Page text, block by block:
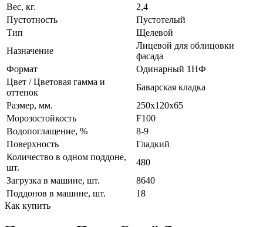
Вес, кг.
2,4
Пустотность
Пустотелый
Тип
Щелевой
Назначение
Лицевой для облицовки
фасада
Формат
Одинарный 1НФ
Цвет / Цветовая гамма и
оттенок
Баварская кладка
Размер, мм.
250х120х65
Морозостойкость
F100
Водопоглащение, %
8-9
Поверхность
Гладкий
Количество в одном поддоне,
шт.
480
Загрузка в машине, шт.
8640
Поддонов в машине, шт.
18
Как купить